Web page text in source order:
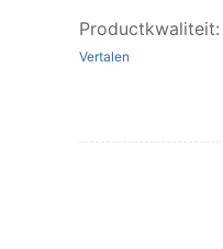
Productkwaliteit:
Vertalen